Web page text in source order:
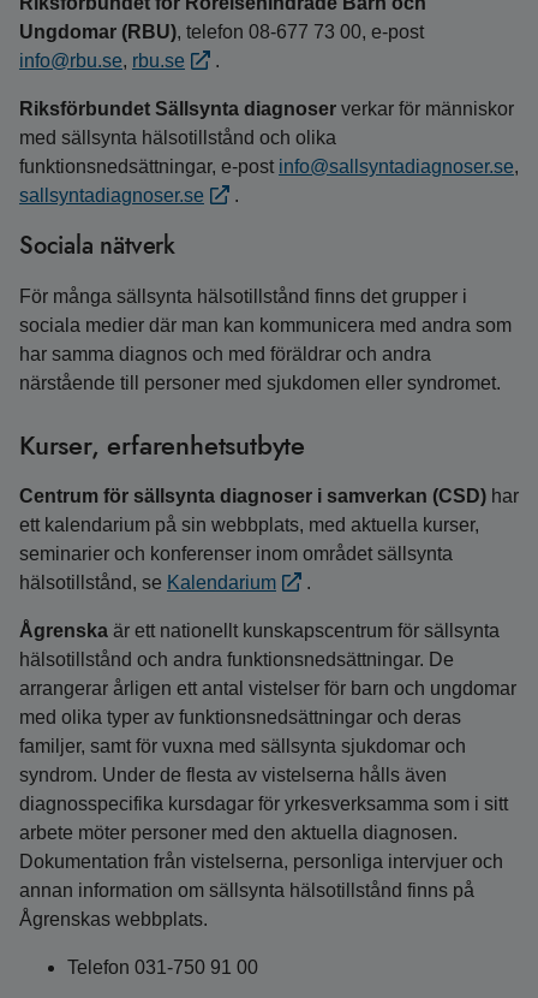
Ungdomar (RBU), telefon 08‑677 73 00, e‑post
info@rbu.se, rbu.se .
Riksförbundet Sällsynta diagnoser verkar för människor
med sällsynta hälsotillstånd och olika
funktionsnedsättningar, e‑post info@sallsyntadiagnoser.se,
sallsyntadiagnoser.se
.
Sociala nätverk
För många sällsynta hälsotillstånd finns det grupper i
sociala medier där man kan kommunicera med andra som
har samma diagnos och med föräldrar och andra
närstående till personer med sjukdomen eller syndromet.
Kurser, erfarenhetsutbyte
Centrum för sällsynta diagnoser i samverkan (CSD) har
ett kalendarium på sin webbplats, med aktuella kurser,
seminarier och konferenser inom området sällsynta
hälsotillstånd, se Kalendarium .
Ågrenska är ett nationellt kunskapscentrum för sällsynta
hälsotillstånd och andra funktionsnedsättningar. De
arrangerar årligen ett antal vistelser för barn och ungdomar
med olika typer av funktionsnedsättningar och deras
familjer, samt för vuxna med sällsynta sjukdomar och
syndrom. Under de flesta av vistelserna hålls även
diagnosspecifika kursdagar för yrkesverksamma som i sitt
arbete möter personer med den aktuella diagnosen.
Dokumentation från vistelserna, personliga intervjuer och
annan information om sällsynta hälsotillstånd finns på
Ågrenskas webbplats.
Telefon 031-750 91 00